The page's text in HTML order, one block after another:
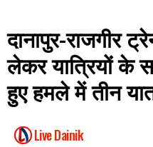
दानापुर-राजगीर
लेकर यात्रियों के
हुए हमले में तीन
Live Dainik